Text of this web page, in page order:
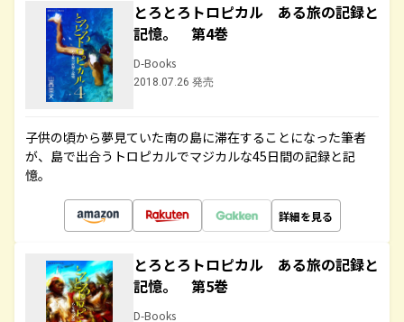
とろとろトロピカル ある旅の記録と
記憶。 第4巻
D-Books
2018.07.26 発売
子供の頃から夢見ていた南の島に滞在することになった筆者
が、島で出合うトロピカルでマジカルな45日間の記録と記
憶。
詳細を見る
とろとろトロピカル ある旅の記録と
記憶。 第5巻
D-Books